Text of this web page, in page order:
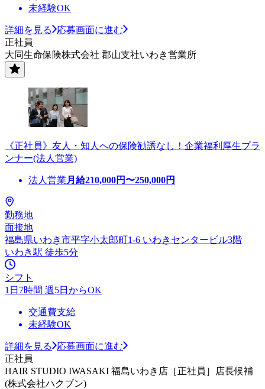
未経験OK
詳細を見る
応募画面に進む
正社員
大同生命保険株式会社 郡山支社いわき営業所
《正社員》友人・知人への保険勧誘なし！企業福利厚生プラ
ンナー(法人営業)
法人営業 月給210,000円〜250,000円
勤務地
面接地
福島県いわき市平字小太郎町1-6 いわきセンタービル3階
いわき駅 徒歩5分
シフト
1日7時間 週5日からOK
交通費支給
未経験OK
詳細を見る
応募画面に進む
正社員
HAIR STUDIO IWASAKI 福島いわき店［正社員］店長候補
(株式会社ハクブン)